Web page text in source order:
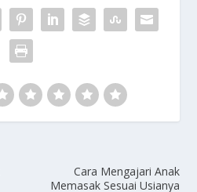
Cara Mengajari Anak
Memasak Sesuai Usianya